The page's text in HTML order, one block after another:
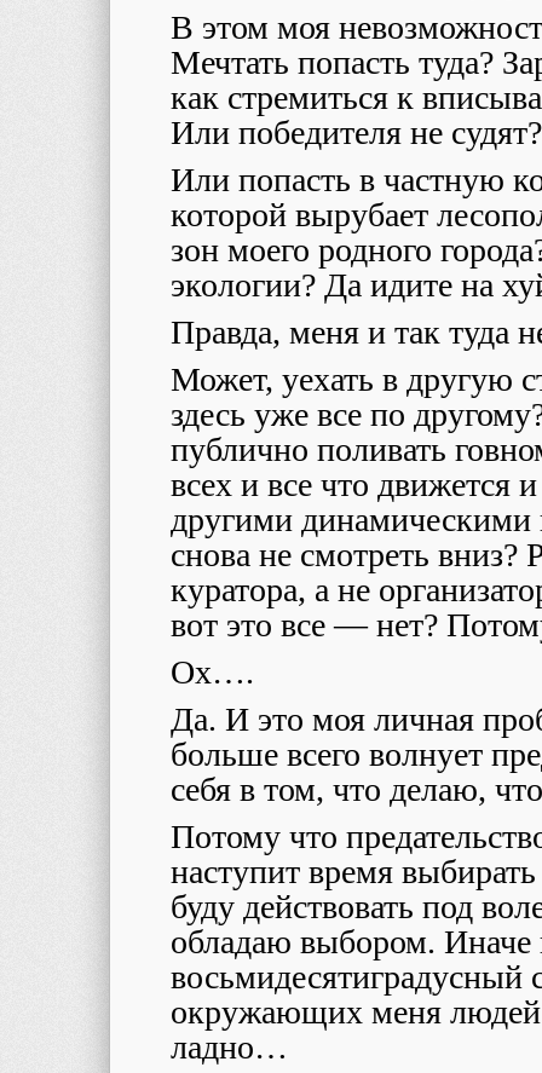
В этом моя
Мечтать попасть туда?
как стремиться к
Или победителя не судят?
Или попасть в частную
которой вырубает
зон моего родного
экологии? Да идите на
Правда, меня и так туда
Может, уехать в другую
здесь уже все по
публично поливать
всех и все что движется
другими динамическими
снова не смотреть вниз?
куратора, а не
вот это все — нет?
Ох….
Да. И это моя личная
больше всего волнует
себя в том, что делаю,
Потому что
наступит время
буду действовать под
обладаю выбором. Иначе
восьмидесятиградусный
окружающих меня
ладно…